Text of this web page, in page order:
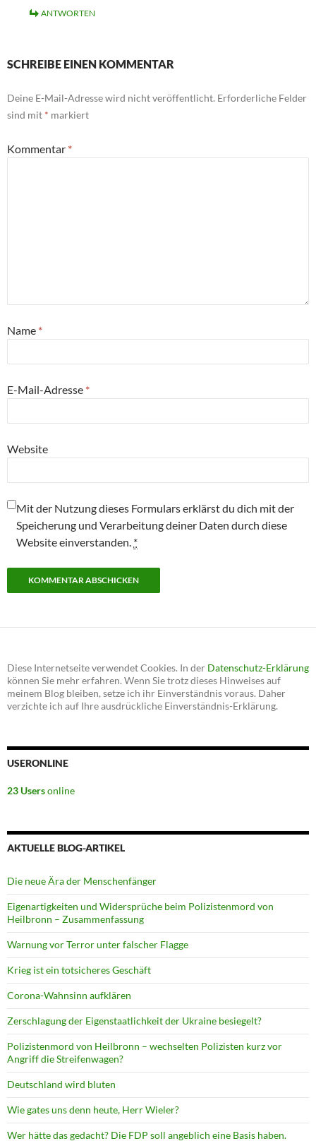
ANTWORTEN
SCHREIBE EINEN KOMMENTAR
Deine E-Mail-Adresse wird nicht veröffentlicht. Erforderliche Felder
sind mit * markiert
Kommentar *
Name *
E-Mail-Adresse *
Website
Mit der Nutzung dieses Formulars erklärst du dich mit der
Speicherung und Verarbeitung deiner Daten durch diese
Website einverstanden. *
Diese Internetseite verwendet Cookies. In der Datenschutz-Erklärung
können Sie mehr erfahren. Wenn Sie trotz dieses Hinweises auf
meinem Blog bleiben, setze ich ihr Einverständnis voraus. Daher
verzichte ich auf Ihre ausdrückliche Einverständnis-Erklärung.
USERONLINE
23 Usersonline
AKTUELLE BLOG-ARTIKEL
Die neue Ära der Menschenfänger
Eigenartigkeiten und Widersprüche beim Polizistenmord von
Heilbronn – Zusammenfassung
Warnung vor Terror unter falscher Flagge
Krieg ist ein totsicheres Geschäft
Corona-Wahnsinn aufklären
Zerschlagung der Eigenstaatlichkeit der Ukraine besiegelt?
Polizistenmord von Heilbronn – wechselten Polizisten kurz vor
Angriff die Streifenwagen?
Deutschland wird bluten
Wie gates uns denn heute, Herr Wieler?
Wer hätte das gedacht? Die FDP soll angeblich eine Basis haben.